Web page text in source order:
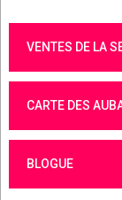
VENTES DE LA
CARTE DES
BLOGUE